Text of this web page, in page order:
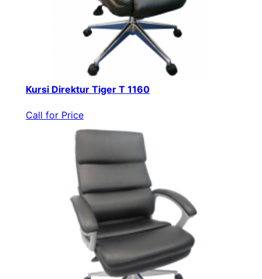
Kursi Direktur Tiger T 1160
Call for Price